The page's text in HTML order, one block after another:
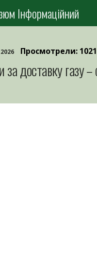
Інформаційний
Просмотрели: 1021
доставку газу